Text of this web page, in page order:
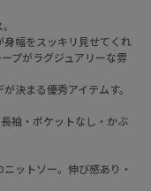
幅をスッキリ見せてくれ
プがラグジュアリーな雰
決まる優秀アイテムす。
袖・ポケットなし・かぶ
ットソー。伸び感あり・